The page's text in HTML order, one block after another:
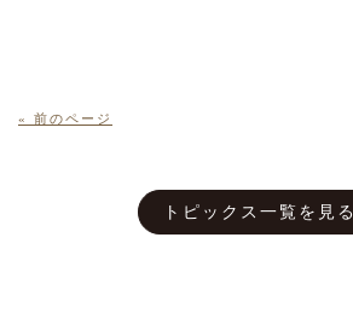
« 前のページ
トピックス一覧を見る